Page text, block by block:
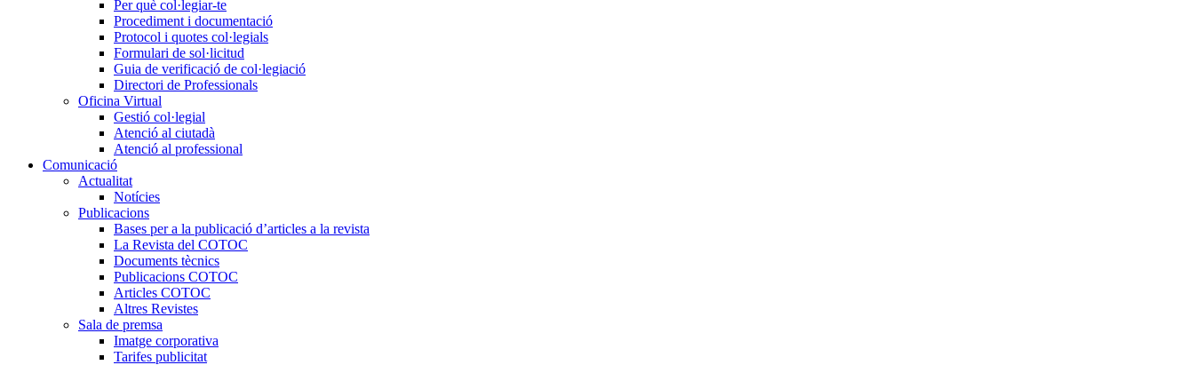
Per què col·legiar-te
Procediment i documentació
Protocol i quotes col·legials
Formulari de sol·licitud
Guia de verificació de col·legiació
Directori de Professionals
Oficina Virtual
Gestió col·legial
Atenció al ciutadà
Atenció al professional
Comunicació
Actualitat
Notícies
Publicacions
Bases per a la publicació d’articles a la revista
La Revista del COTOC
Documents tècnics
Publicacions COTOC
Articles COTOC
Altres Revistes
Sala de premsa
Imatge corporativa
Tarifes publicitat